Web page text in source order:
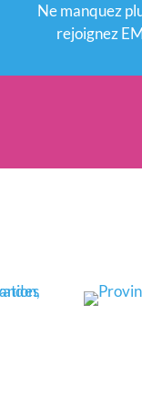
Ne manquez
rejoignez